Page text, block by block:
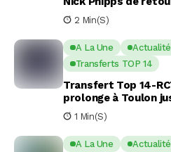
2 Min(s)
A La Une
Transferts TOP 14
Transfert Top 14-
prolonge à Toulon
1 Min(s)
A La Une